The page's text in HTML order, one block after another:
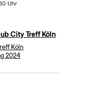
Uhr
City Treff Köln
Köln
2024